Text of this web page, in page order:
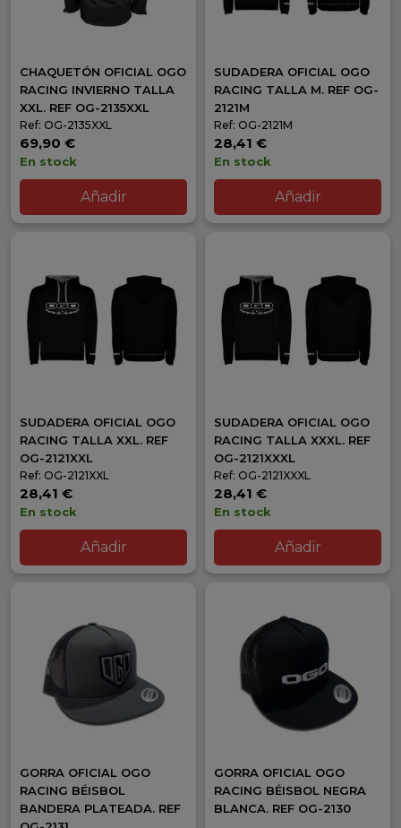
CHAQUETÓN OFICIAL OGO
RACING INVIERNO TALLA
XXL. REF OG-2135XXL
Ref: OG-2135XXL
69,90 €
En stock
Añadir
SUDADERA OFICIAL OGO
RACING TALLA M. REF OG-
2121M
Ref: OG-2121M
28,41 €
En stock
Añadir
SUDADERA OFICIAL OGO
RACING TALLA XXL. REF
OG-2121XXL
Ref: OG-2121XXL
28,41 €
En stock
Añadir
SUDADERA OFICIAL OGO
RACING TALLA XXXL. REF
OG-2121XXXL
Ref: OG-2121XXXL
28,41 €
En stock
Añadir
GORRA OFICIAL OGO
RACING BÉISBOL
BANDERA PLATEADA. REF
GORRA OFICIAL OGO
RACING BÉISBOL NEGRA
BLANCA. REF OG-2130